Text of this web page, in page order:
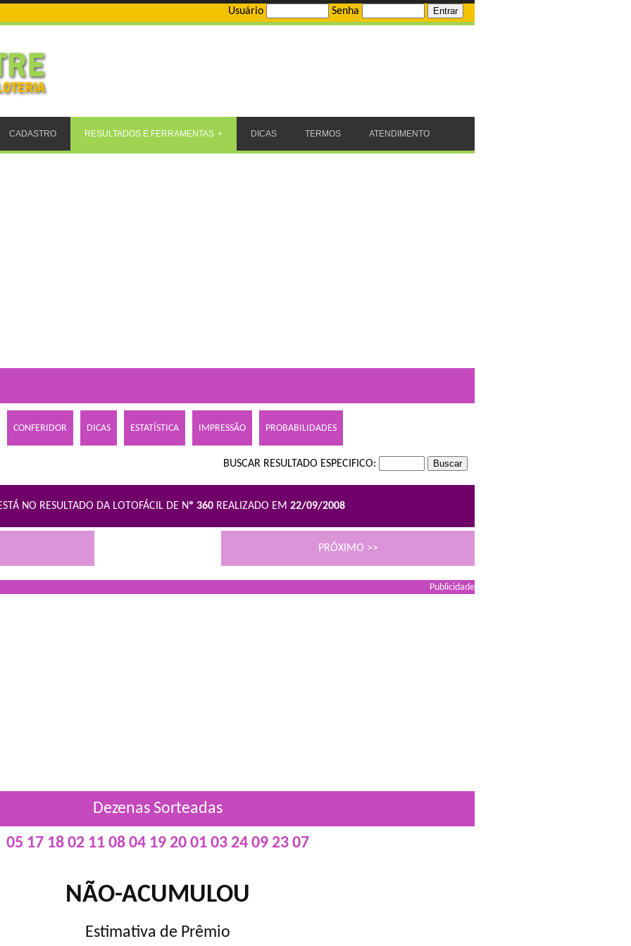
Usuário Senha
CADASTRO RESULTADOS E FERRAMENTAS DICAS TERMOS ATENDIMENTO
CONFERIDOR DICAS ESTATÍSTICA IMPRESSÃO PROBABILIDADES
BUSCAR RESULTADO ESPECIFICO:
NO RESULTADO DA LOTOFÁCIL DE Nº 360 REALIZADO EM 22/09/2008
PRÓXIMO >>
Publicidade
Dezenas Sorteadas
05 17 18 02 11 08 04 19 20 01 03 24 09 23 07
NÃO-ACUMULOU
Estimativa de Prêmio